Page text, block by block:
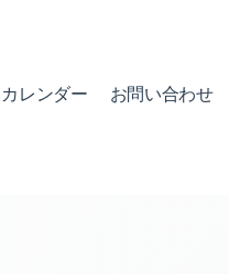
カレンダー お問い合わせ